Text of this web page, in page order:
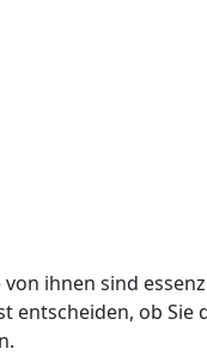
ihnen sind
entscheiden, ob